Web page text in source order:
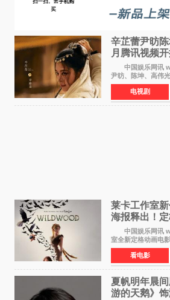
辛芷蕾尹昉
月腾讯视频
中国娱乐网讯
尹昉、陈坤、高伟
预计8月腾讯视频开
力派演员，阵容强
注。 《金色》
电视剧
莱卡工作室新
海报释出！
月开启
中国娱乐网讯
室全新定格动画电
报，女孩为找回弟
世界，一场关于勇
开。 本片由特
看电影
夏帆明年晨
游的天鹅》